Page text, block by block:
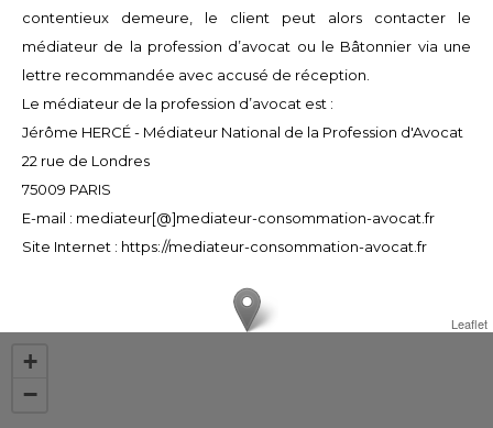
contentieux demeure, le client peut alors contacter le
médiateur de la profession d’avocat ou le Bâtonnier via une
lettre recommandée avec accusé de réception.
Le médiateur de la profession d’avocat est :
Jérôme HERCÉ - Médiateur National de la Profession d'Avocat
22 rue de Londres
75009 PARIS
E-mail : mediateur[@]mediateur-consommation-avocat.fr
Site Internet : https://mediateur-consommation-avocat.fr
+
−
Leaflet